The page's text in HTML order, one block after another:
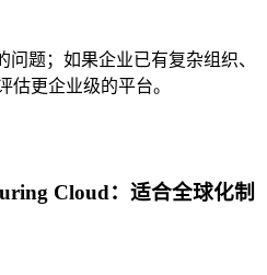
问题；如果企业已有复杂组织、
估更企业级的平台。
Cloud：适合全球化制